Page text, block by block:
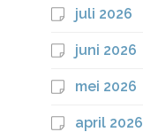
juli 2026
juni 2026
mei 2026
april 2026